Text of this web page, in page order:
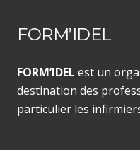
FORM’IDEL
FORM’IDEL est un
destination des
particulier les